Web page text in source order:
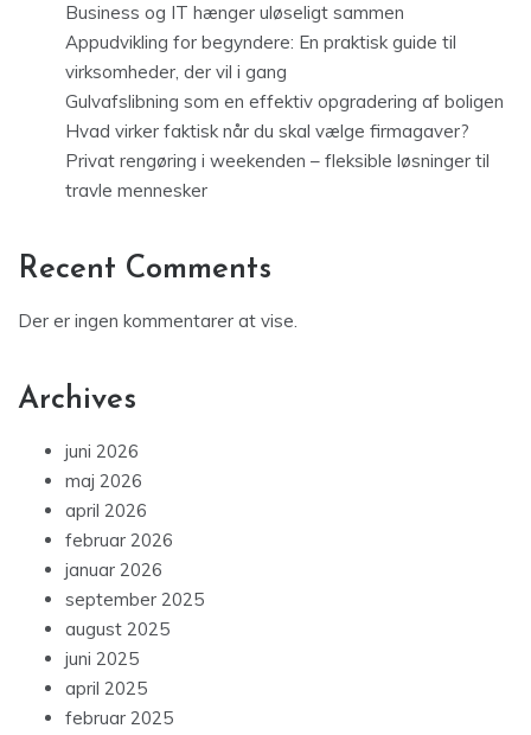
Business og IT hænger uløseligt sammen
Appudvikling for begyndere: En praktisk guide til
virksomheder, der vil i gang
Gulvafslibning som en effektiv opgradering af boligen
Hvad virker faktisk når du skal vælge firmagaver?
Privat rengøring i weekenden – fleksible løsninger til
travle mennesker
Recent Comments
Der er ingen kommentarer at vise.
Archives
juni 2026
maj 2026
april 2026
februar 2026
januar 2026
september 2025
august 2025
juni 2025
april 2025
februar 2025